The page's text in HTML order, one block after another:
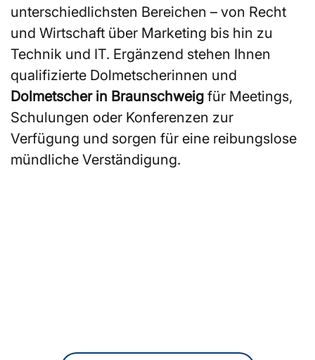
unterschiedlichsten Bereichen – von Recht
und Wirtschaft über Marketing bis hin zu
Technik und IT. Ergänzend stehen Ihnen
qualifizierte Dolmetscherinnen und
Dolmetscher in Braunschweig für Meetings,
Schulungen oder Konferenzen zur
Verfügung und sorgen für eine reibungslose
mündliche Verständigung.